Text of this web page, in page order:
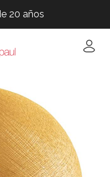
20 años
20 años
20 años